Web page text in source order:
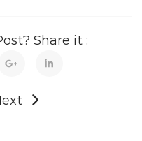
Share it :